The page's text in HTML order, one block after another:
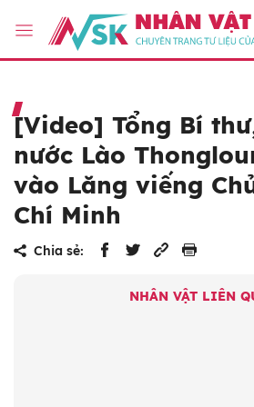
[Video] Tổng Bí
nước Lào
vào Lăng viếng
Chí Minh
Chia sẻ:
NHÂN VẬT LIÊN